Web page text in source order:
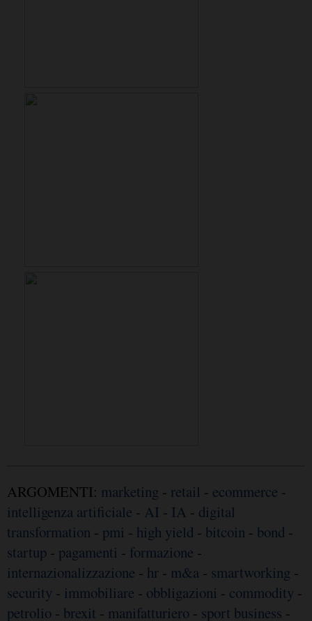
ARGOMENTI: marketing - retail - ecommerce -
intelligenza artificiale - AI - IA - digital
transformation - pmi - high yield - bitcoin - bond -
startup - pagamenti - formazione -
internazionalizzazione - hr - m&a - smartworking -
security - immobiliare - obbligazioni - commodity -
petrolio - brexit - manifatturiero - sport business -